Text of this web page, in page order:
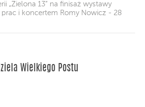
„Zielona 13” na finisaż wystawy
prac i koncertem Romy Nowicz - 28
Wielkiego Postu